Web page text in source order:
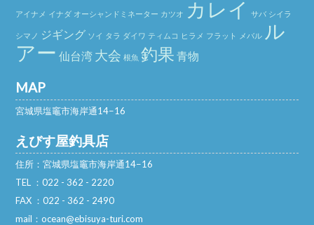
アイナメ イナダ オーシャンドミネーター カツオ カレイ サバ シイラ
シマノ ジギング ソイ タラ ダイワ ティムコ ヒラメ フラット メバル ル
アー 仙台湾 大会 根魚 釣果 青物
MAP
宮城県塩竈市海岸通14−16
えびす屋釣具店
住所：宮城県塩竈市海岸通14−16
TEL ：022 - 362 - 2220
FAX ：022 - 362 - 2490
mail：ocean@ebisuya-turi.com